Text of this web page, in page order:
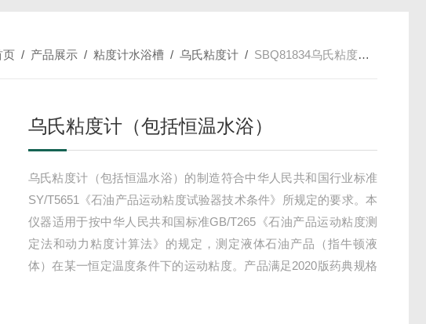
页 / 产品展示 / 粘度计水浴槽 /乌氏粘度计 / SBQ81834乌氏粘度计（包括恒温水浴）
乌氏粘度计（包括恒温水浴）
乌氏粘度计（包括恒温水浴）的制造符合中华人民共和国行业标准
SY/T5651《石油产品运动粘度试验器技术条件》所规定的要求。本
仪器适用于按中华人民共和国标准GB/T265《石油产品运动粘度测
定法和动力粘度计算法》的规定，测定液体石油产品（指牛顿液
体）在某一恒定温度条件下的运动粘度。产品满足2020版药典规格